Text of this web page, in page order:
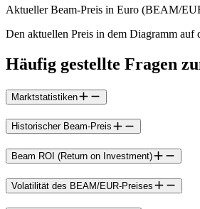
Aktueller Beam-Preis in Euro (BEAM/
Den aktuellen Preis in dem Diagramm auf
Häufig gestellte Fragen
Marktstatistiken
Historischer Beam-Preis
Beam ROI (Return on Investment)
Volatilität des BEAM/EUR-Preises